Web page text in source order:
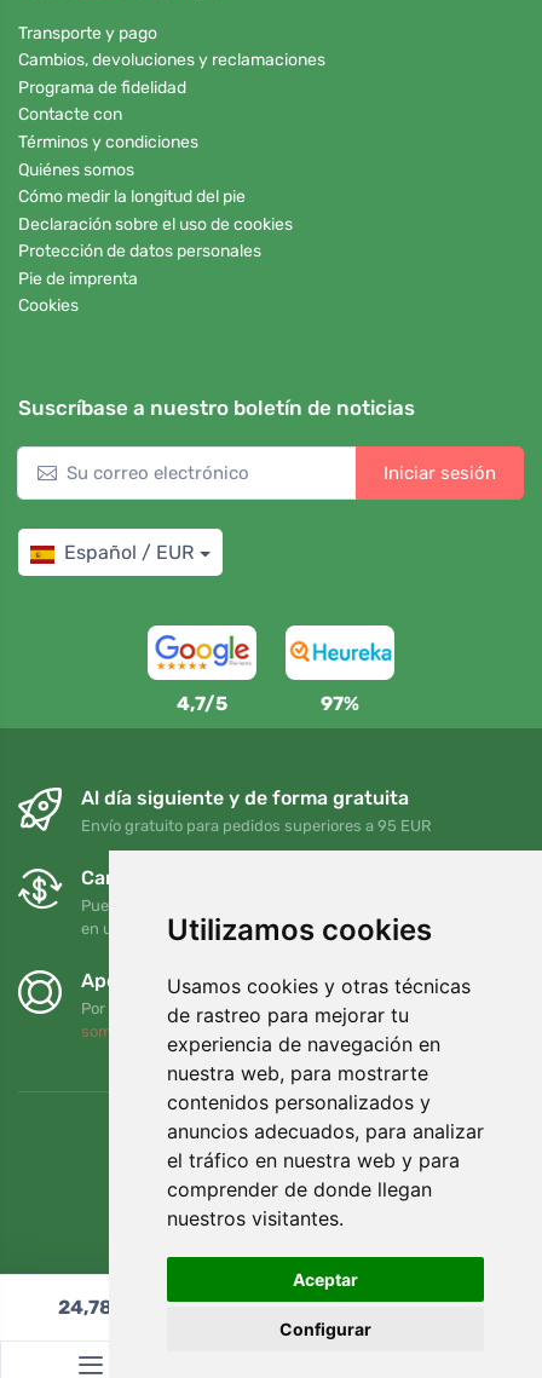
Utilizamos cookies
Usamos cookies y otras técnicas
de rastreo para mejorar tu
experiencia de navegación en
nuestra web, para mostrarte
contenidos personalizados y
anuncios adecuados, para analizar
el tráfico en nuestra web y para
comprender de donde llegan
nuestros visitantes.
Aceptar
Configurar
Transporte y pago
Cambios, devoluciones y reclamaciones
Programa de fidelidad
Contacte con
Términos y condiciones
Quiénes somos
Cómo medir la longitud del pie
Declaración sobre el uso de cookies
Protección de datos personales
Pie de imprenta
Cookies
Suscríbase a nuestro boletín de noticias
Iniciar sesión
Español / EUR
4,7/5 97%
Al día siguiente y de forma gratuita
Envío gratuito para pedidos superiores a 95 EUR
Cambios y devoluciones gratuitos
Puede devolver o cambiar su pedido en cualquier momento
en un plazo de 90 días
Apoyamos a Trees.org
Por cada pedido plantamos un árbol. Leer más
somos
24,78 Añadir al carrito